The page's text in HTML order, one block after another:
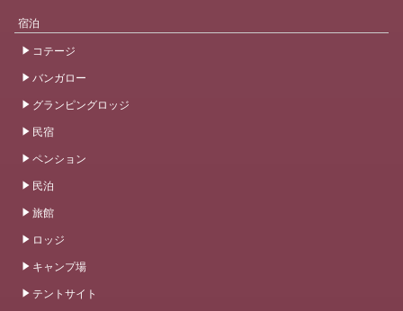
宿泊
コテージ
バンガロー
グランピングロッジ
民宿
ペンション
民泊
旅館
ロッジ
キャンプ場
テントサイト